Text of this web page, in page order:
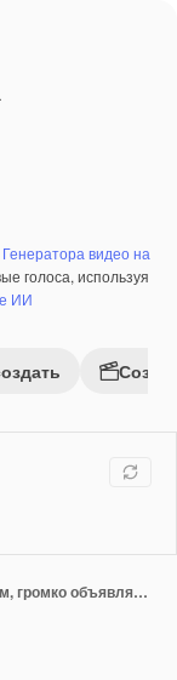
Генератора видео на
голоса, используя
ИИ
Человек, разговаривающий с мегафоном, громко объявляющий новости, рекламирующий пустое место.